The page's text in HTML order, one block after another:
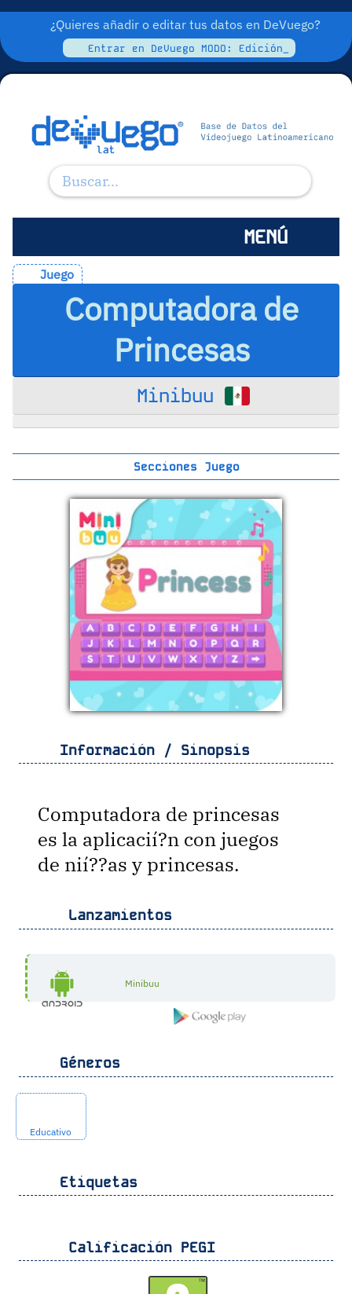
¿Quieres añadir o editar tus datos en DeVuego?
Entrar en DeVuego MODO: Edición_
MENÚ
Juego
Computadora de
Princesas
Minibuu
Secciones Juego
Información / Sinopsis
Computadora de princesas
es la aplicacií?n con juegos
de nií??as y princesas.
Lanzamientos
Minibuu
Géneros
Educativo
Etiquetas
Calificación PEGI